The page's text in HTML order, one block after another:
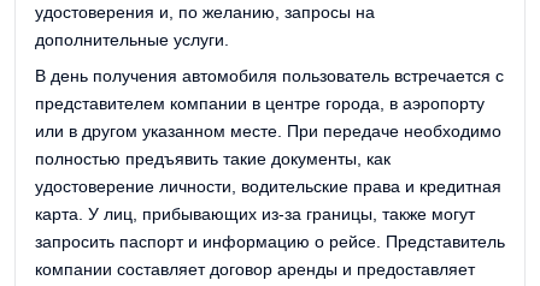
удостоверения и, по желанию, запросы на
дополнительные услуги.
В день получения автомобиля пользователь встречается с
представителем компании в центре города, в аэропорту
или в другом указанном месте. При передаче необходимо
полностью предъявить такие документы, как
удостоверение личности, водительские права и кредитная
карта. У лиц, прибывающих из-за границы, также могут
запросить паспорт и информацию о рейсе. Представитель
компании составляет договор аренды и предоставляет